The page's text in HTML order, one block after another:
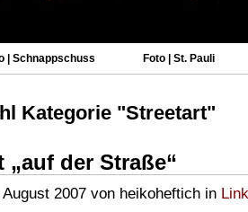
| Schnappschuss Foto | St. Pauli
Kategorie "Streetart"
„auf der Straße“
2007 von heikoheftich in Link